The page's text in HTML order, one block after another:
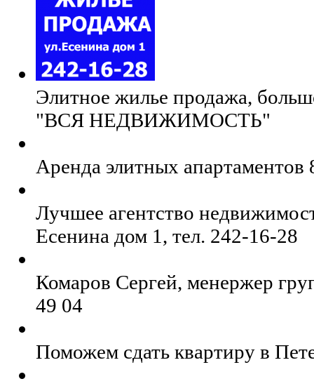
Элитное жилье продажа,
"ВСЯ НЕДВИЖИМОСТЬ"
Аренда элитных
Лучшее агентство
Есенина дом 1, тел. 242-16-28
Комаров Сергей, менержер
49 04
Поможем сдать квартиру в